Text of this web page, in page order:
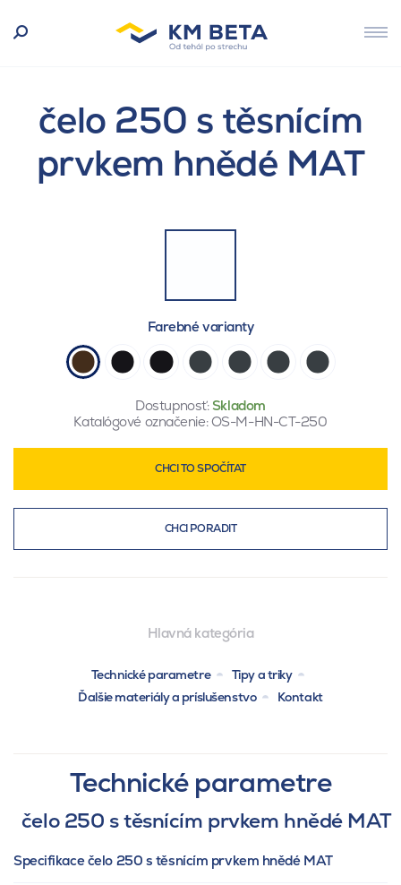
čelo 250 s těsnícím
prvkem hnědé MAT
Farebné varianty
Dostupnosť:Skladom
Katalógové označenie: OS-M-HN-CT-250
CHCI TO SPOČÍTAT
CHCI PORADIT
Hlavná kategória
Technické parametre
Tipy a triky
Ďalšie materiály a príslušenstvo
Kontakt
Technické parametre
čelo 250 s těsnícím prvkem hnědé MAT
Specifikace čelo 250 s těsnícím prvkem hnědé MAT